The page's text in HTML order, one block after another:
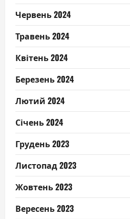
Червень 2024
Травень 2024
Квітень 2024
Березень 2024
Лютий 2024
Січень 2024
Грудень 2023
Листопад 2023
Жовтень 2023
Вересень 2023